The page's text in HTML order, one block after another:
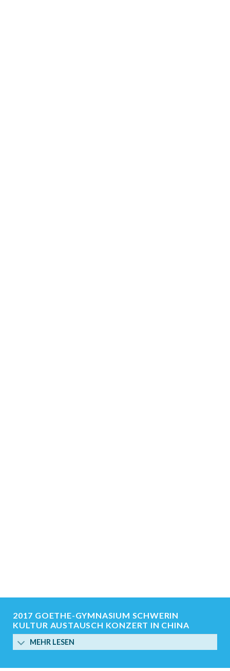
2017 GOETHE-GYMNASIUM SCHWERIN
KULTUR AUSTAUSCH KONZERT IN CHINA
MEHR LESEN